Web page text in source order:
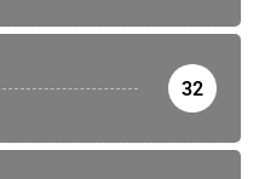
32